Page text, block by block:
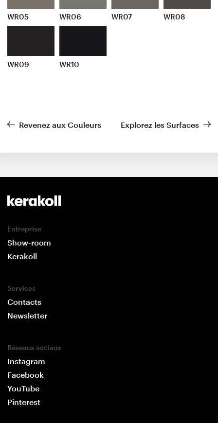
WR05 WR06 WR07 WR08
WR09 WR10
Revenez aux Couleurs Explorez les Surfaces
Entreprise
Show-room
Kerakoll
Services
Contacts
Newsletter
Réseaux sociaux
Instagram
Facebook
YouTube
Pinterest